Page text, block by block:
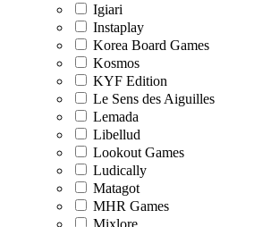
Igiari
Instaplay
Korea Board Games
Kosmos
KYF Edition
Le Sens des Aiguilles
Lemada
Libellud
Lookout Games
Ludically
Matagot
MHR Games
Mixlore